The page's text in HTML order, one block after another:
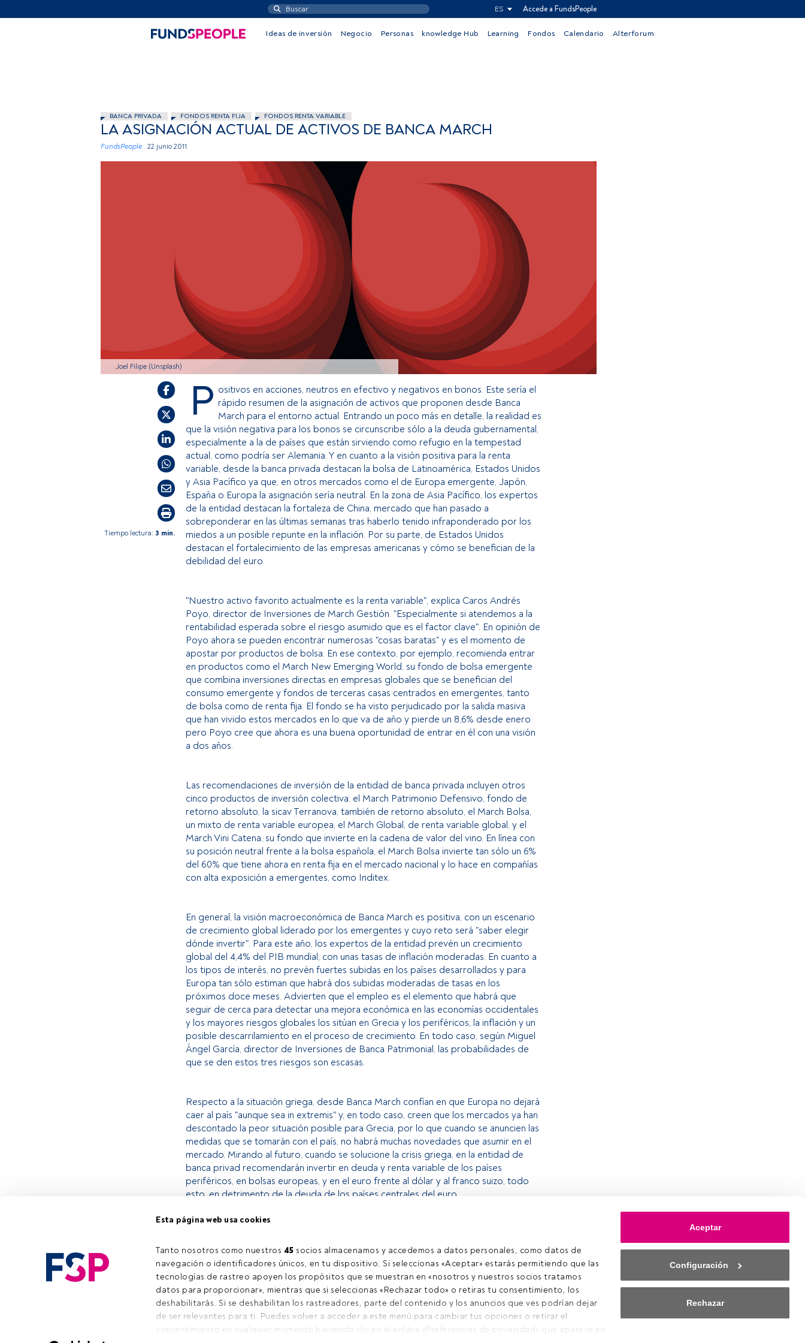
Esta página web usa cookies
Tanto nosotros como nuestros 45 socios almacenamos y accedemos a datos personales, como datos de
navegación o identificadores únicos, en tu dispositivo. Si seleccionas «Aceptar» estarás permitiendo que las
tecnologías de rastreo apoyen los propósitos que se muestran en «nosotros y nuestros socios tratamos
datos para proporcionar», mientras que si seleccionas «Rechazar todo» o retiras tu consentimiento, los
deshabilitarás. Si se deshabilitan los rastreadores, parte del contenido y los anuncios que ves podrían dejar
de ser relevantes para ti. Puedes volver a acceder a este menú para cambiar tus opciones o retirar el
consentimiento en cualquier momento haciendo clic en el enlace «Preferencias de privacidad» que aparece en
Aceptar
Configuración
Rechazar
ES Accede a FundsPeople
Ideas de inversión Negocio Personas knowledge Hub Learning Fondos Calendario Alterforum
BANCA PRIVADA FONDOS RENTA FIJA FONDOS RENTA VARIABLE
LA ASIGNACIÓN ACTUAL DE ACTIVOS DE BANCA MARCH
FundsPeople . 22 junio 2011
Joel Filipe (Unsplash)
Tiempo lectura: 3 min.
P ositivos en acciones, neutros en efectivo y negativos en bonos. Este sería el
rápido resumen de la asignación de activos que proponen desde Banca
March para el entorno actual. Entrando un poco más en detalle, la realidad es
que la visión negativa para los bonos se circunscribe sólo a la deuda gubernamental,
especialmente a la de países que están sirviendo como refugio en la tempestad
actual, como podría ser Alemania. Y en cuanto a la visión positiva para la renta
variable, desde la banca privada destacan la bolsa de Latinoamérica, Estados Unidos
y Asia Pacífico ya que, en otros mercados como el de Europa emergente, Japón,
España o Europa la asignación sería neutral. En la zona de Asia Pacífico, los expertos
de la entidad destacan la fortaleza de China, mercado que han pasado a
sobreponderar en las últimas semanas tras haberlo tenido infraponderado por los
miedos a un posible repunte en la inflación. Por su parte, de Estados Unidos
destacan el fortalecimiento de las empresas americanas y cómo se benefician de la
debilidad del euro.
"Nuestro activo favorito actualmente es la renta variable", explica Caros Andrés
Poyo, director de Inversiones de March Gestión. "Especialmente si atendemos a la
rentabilidad esperada sobre el riesgo asumido que es el factor clave". En opinión de
Poyo ahora se pueden encontrar numerosas "cosas baratas" y es el momento de
apostar por productos de bolsa. En ese contexto, por ejemplo, recomienda entrar
en productos como el March New Emerging World, su fondo de bolsa emergente
que combina inversiones directas en empresas globales que se benefician del
consumo emergente y fondos de terceras casas centrados en emergentes, tanto
de bolsa como de renta fija. El fondo se ha visto perjudicado por la salida masiva
que han vivido estos mercados en lo que va de año y pierde un 8,6% desde enero
pero Poyo cree que ahora es una buena oportunidad de entrar en él con una visión
a dos años.
Las recomendaciones de inversión de la entidad de banca privada incluyen otros
cinco productos de inversión colectiva: el March Patrimonio Defensivo, fondo de
retorno absoluto, la sicav Terranova, también de retorno absoluto, el March Bolsa,
un mixto de renta variable europea, el March Global, de renta variable global, y el
March Vini Catena, su fondo que invierte en la cadena de valor del vino. En línea con
su posición neutral frente a la bolsa española, el March Bolsa invierte tan sólo un 6%
del 60% que tiene ahora en renta fija en el mercado nacional y lo hace en compañías
con alta exposición a emergentes, como Inditex.
En general, la visión macroeconómica de Banca March es positiva, con un escenario
de crecimiento global liderado por los emergentes y cuyo reto será "saber elegir
dónde invertir". Para este año, los expertos de la entidad prevén un crecimiento
global del 4,4% del PIB mundial, con unas tasas de inflación moderadas. En cuanto a
los tipos de interés, no prevén fuertes subidas en los países desarrollados y para
Europa tan sólo estiman que habrá dos subidas moderadas de tasas en los
próximos doce meses. Advierten que el empleo es el elemento que habrá que
seguir de cerca para detectar una mejora económica en las economías occidentales
y los mayores riesgos globales los sitúan en Grecia y los periféricos, la inflación y un
posible descarrilamiento en el proceso de crecimiento. En todo caso, según Miguel
Ángel García, director de Inversiones de Banca Patrimonial, las probabilidades de
que se den estos tres riesgos son escasas.
Respecto a la situación griega, desde Banca March confían en que Europa no dejará
caer al país "aunque sea in extremis" y, en todo caso, creen que los mercados ya han
descontado la peor situación posible para Grecia, por lo que cuando se anuncien las
medidas que se tomarán con el país, no habrá muchas novedades que asumir en el
mercado. Mirando al futuro, cuando se solucione la crisis griega, en la entidad de
banca privad recomendarán invertir en deuda y renta variable de los países
periféricos, en bolsas europeas, y en el euro frente al dólar y al franco suizo, todo
esto, en detrimento de la deuda de los países centrales del euro.
estás registrado, accede desde el botón Login. Si aún no tienes cuenta, te
invitamos a registrarte y disfrutar de todo el universo que ofrece FundsPeople.
Accede a FundsPeople
Email contacto
Quiénes somos
Cookies